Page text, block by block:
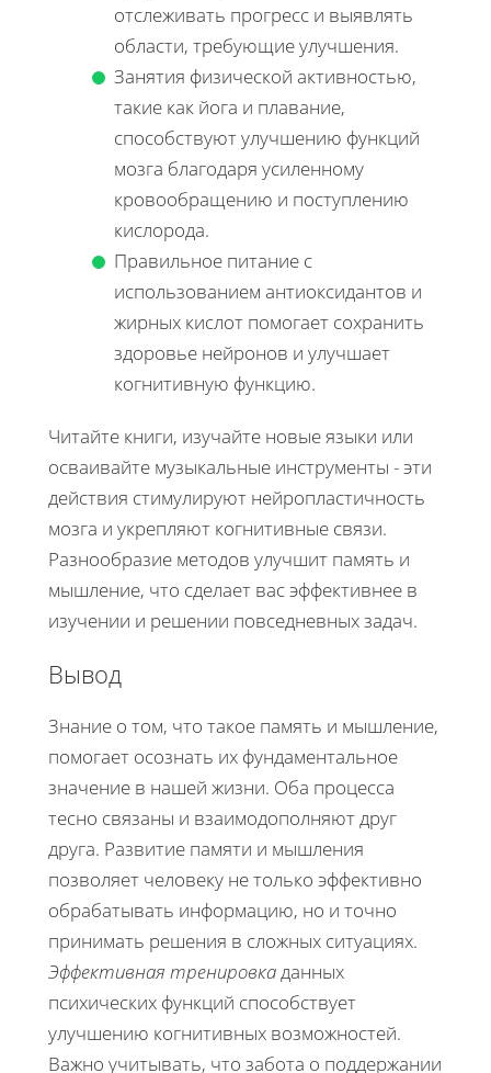
отслеживать прогресс и выявлять
области, требующие улучшения.
Занятия физической активностью,
такие как йога и плавание,
способствуют улучшению функций
мозга благодаря усиленному
кровообращению и поступлению
кислорода.
Правильное питание с
использованием антиоксидантов и
жирных кислот помогает сохранить
здоровье нейронов и улучшает
когнитивную функцию.
Читайте книги, изучайте новые языки или
осваивайте музыкальные инструменты - эти
действия стимулируют нейропластичность
мозга и укрепляют когнитивные связи.
Разнообразие методов улучшит память и
мышление, что сделает вас эффективнее в
изучении и решении повседневных задач.
Вывод
Знание о том, что такое память и мышление,
помогает осознать их фундаментальное
значение в нашей жизни. Оба процесса
тесно связаны и взаимодополняют друг
друга. Развитие памяти и мышления
позволяет человеку не только эффективно
обрабатывать информацию, но и точно
принимать решения в сложных ситуациях.
Эффективная тренировкаданных
психических функций способствует
улучшению когнитивных возможностей.
Важно учитывать, что забота о поддержании